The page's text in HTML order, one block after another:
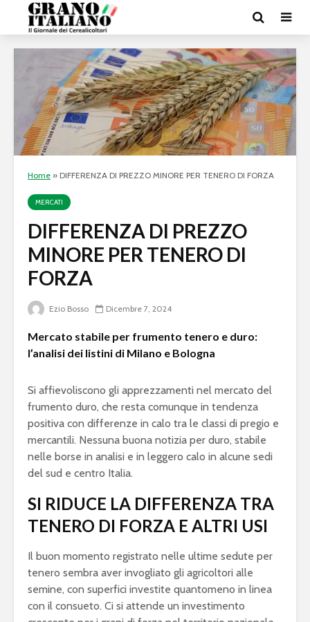
Home » DIFFERENZA DI PREZZO MINORE PER TENERO DI FORZA
MERCATI
DIFFERENZA DI PREZZO
MINORE PER TENERO DI
FORZA
Ezio Bosso Dicembre 7, 2024
Mercato stabile per frumento tenero e duro:
l’analisi dei listini di Milano e Bologna
Si affievoliscono gli apprezzamenti nel mercato del
frumento duro, che resta comunque in tendenza
positiva con differenze in calo tra le classi di pregio e
mercantili. Nessuna buona notizia per duro, stabile
nelle borse in analisi e in leggero calo in alcune sedi
del sud e centro Italia.
SI RIDUCE LA DIFFERENZA TRA
TENERO DI FORZA E ALTRI USI
Il buon momento registrato nelle ultime sedute per
tenero sembra aver invogliato gli agricoltori alle
semine, con superfici investite quantomeno in linea
con il consueto. Ci si attende un investimento